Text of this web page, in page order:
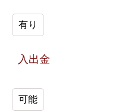
有り
入出金
可能